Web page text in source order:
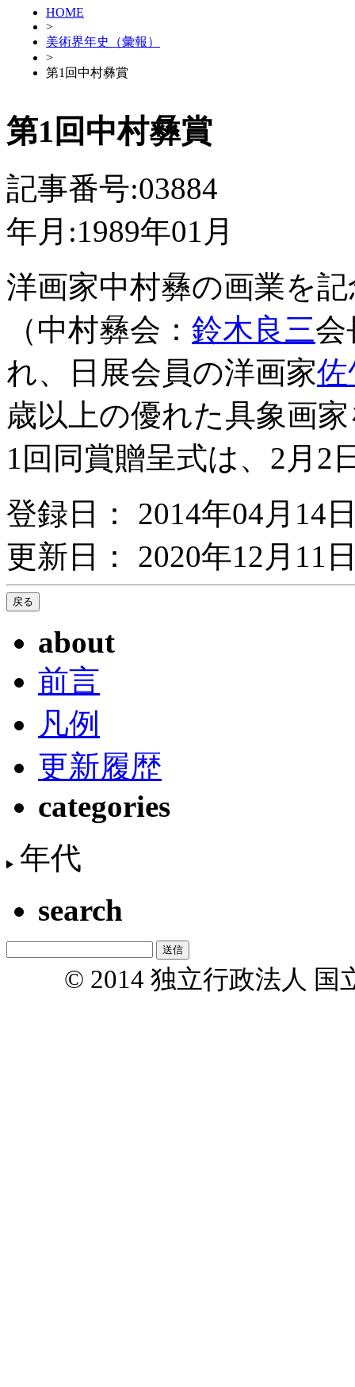
HOME
>
美術界年史（彙報）
>
第1回中村彝賞
第1回中村彝賞
記事番号:03884
年月:1989年01月
洋画家中村彝の画業を
（中村彝会： 鈴木良三会
れ、日展会員の洋画家佐
歳以上の優れた具象画
1回同賞贈呈式は、2月2
登録日： 2014年04月14
更新日： 2020年12月11
about
前言
凡例
更新履歴
categories
年代
search
© 2014 独立行政法人 国